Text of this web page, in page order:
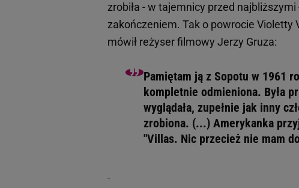
zrobiła - w tajemnicy przed
zakończeniem. Tak o powrocie Violetty
mówił reżyser filmowy Jerzy Gruza:
Pamiętam ją z Sopotu w 1961
kompletnie odmieniona. Była
wyglądała, zupełnie jak inny
zrobiona. (...) Amerykanka
"Villas. Nic przecież nie mam